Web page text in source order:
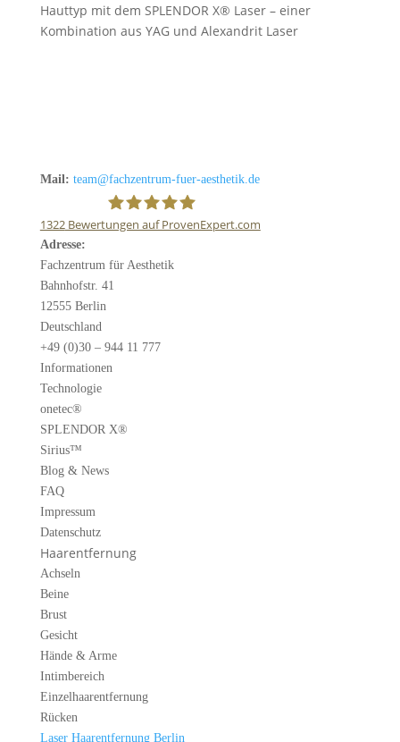
Hauttyp mit dem SPLENDOR X® Laser – einer
Kombination aus YAG und Alexandrit Laser
Mail: team@fachzentrum-fuer-aesthetik.de
Fachzentrum für Ästhetik
1322Bewertungen auf ProvenExpert.com
Adresse:
Fachzentrum für Aesthetik
Bahnhofstr. 41
12555 Berlin
Deutschland
+49 (0)30 – 944 11 777
Informationen
Technologie
onetec®
SPLENDOR X®
Sirius™
Blog & News
FAQ
Impressum
Datenschutz
Haarentfernung
Achseln
Beine
Brust
Gesicht
Hände & Arme
Intimbereich
Einzelhaarentfernung
Rücken
Laser Haarentfernung Berlin